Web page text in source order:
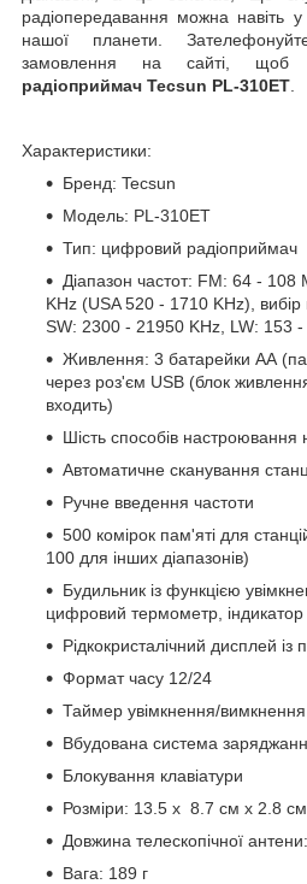
радіопередавання можна навіть у
нашої планети.
замовлення на сайті, щоб
радіоприймач Tecsun PL-310ET
Характеристики:
Бренд: Tecsun
Модель: PL-310ET
Тип: цифровий радіоприймач
Діапазон частот: FM: 64 -
KHz (USA 520 - 1710 KHz), вибір
SW: 2300 - 21950 KHz, LW: 153
Живлення: 3 батарейки АА
через роз'єм USB (блок
входить)
Шість способів настроювання
Автоматичне сканування
Ручне введення частоти
500 комірок пам'яті для
100 для інших діапазонів)
Будильник із функцією
цифровий термометр, індикатор
Рідкокристалічний дисплей із
Формат часу 12/24
Таймер увімкнення/вимкнення
Вбудована система
Блокування клавіатури
Розміри: 13.5 х 8.7 см х 2.8 см
Довжина телескопічної
Вага: 189 г